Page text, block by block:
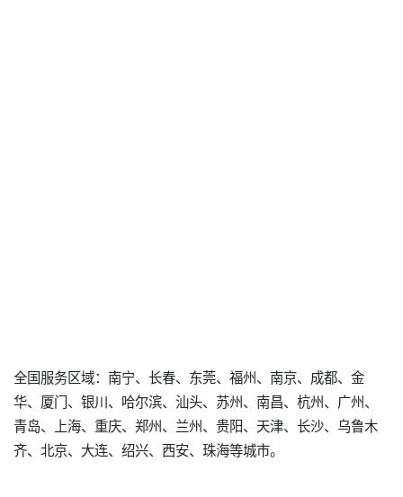
全国服务区域：南宁、长春、东莞、福州、南京、成都、金
华、厦门、银川、哈尔滨、汕头、苏州、南昌、杭州、广州、
青岛、上海、重庆、郑州、兰州、贵阳、天津、长沙、乌鲁木
齐、北京、大连、绍兴、西安、珠海等城市。